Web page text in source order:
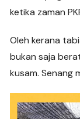
ketika zaman
Oleh kerana
bukan saja
kusam. Senang